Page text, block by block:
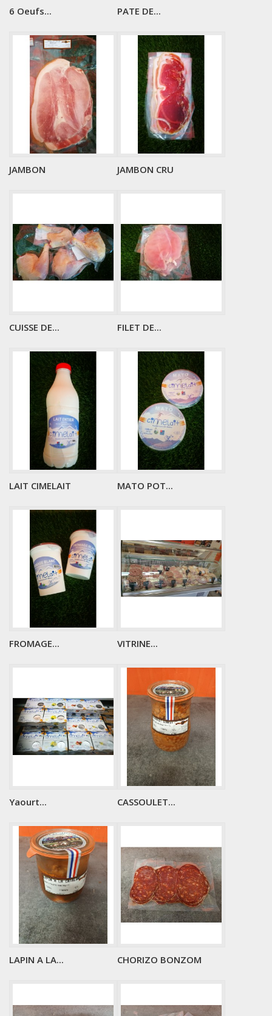
6 Oeufs... PATE DE...
JAMBON JAMBON CRU
CUISSE DE... FILET DE...
LAIT CIMELAIT MATO POT...
FROMAGE... VITRINE...
Yaourt... CASSOULET...
LAPIN A LA... CHORIZO BONZOM